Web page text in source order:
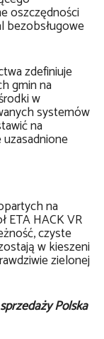
oszczędności
bezobsługowe
zdefiniuje
gmin na
w
systemów
na
na
ETA HACK VR
czyste
w kieszeni
zielonej
Polska